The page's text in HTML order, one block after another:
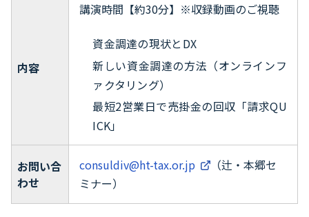
内容
講演時間【約30分】※収録動画のご視聴
資金調達の現状とDX
新しい資金調達の方法（オンラインフ
ァクタリング）
最短2営業日で売掛金の回収「請求QU
ICK」
お問い合
わせ
consuldiv@ht-tax.or.jp
（辻・本郷セ
ミナー）